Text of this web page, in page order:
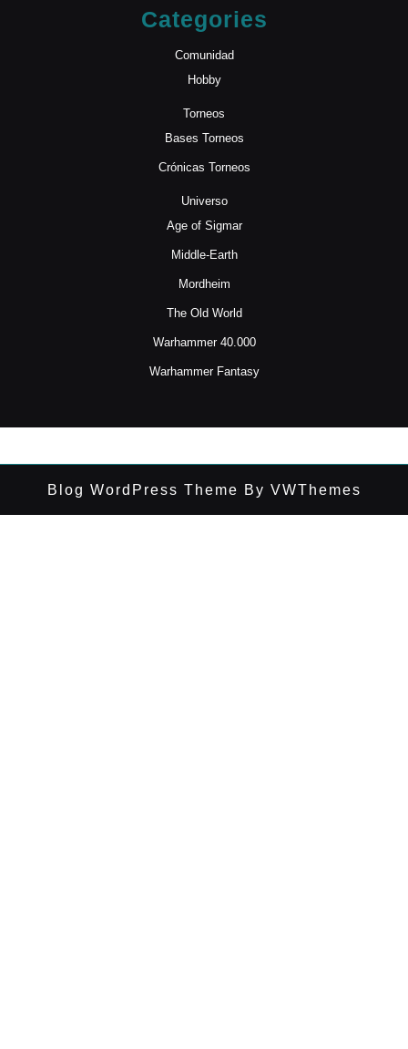
Categories
Comunidad
Hobby
Torneos
Bases Torneos
Crónicas Torneos
Universo
Age of Sigmar
Middle-Earth
Mordheim
The Old World
Warhammer 40.000
Warhammer Fantasy
Blog WordPress Theme By VWThemes